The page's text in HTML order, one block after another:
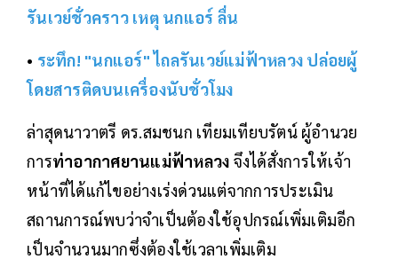
รันเวย์ชั่วคราว เหตุ นกแอร์ ลื่น
• ระทึก! "นกแอร์" ไถลรันเวย์แม่ฟ้าหลวง ปล่อยผู้
โดยสารติดบนเครื่องนับชั่วโมง
ล่าสุดนาวาตรี ดร.สมชนก เทียมเทียบรัตน์ ผู้อำนวย
การท่าอากาศยานแม่ฟ้าหลวง จึงได้สั่งการให้เจ้า
หน้าที่ได้แก้ไขอย่างเร่งด่วนแต่จากการประเมิน
สถานการณ์พบว่าจำเป็นต้องใช้อุปกรณ์เพิ่มเติมอีก
เป็นจำนวนมากซึ่งต้องใช้เวลาเพิ่มเติม